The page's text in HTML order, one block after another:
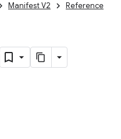
Manifest V2 Reference